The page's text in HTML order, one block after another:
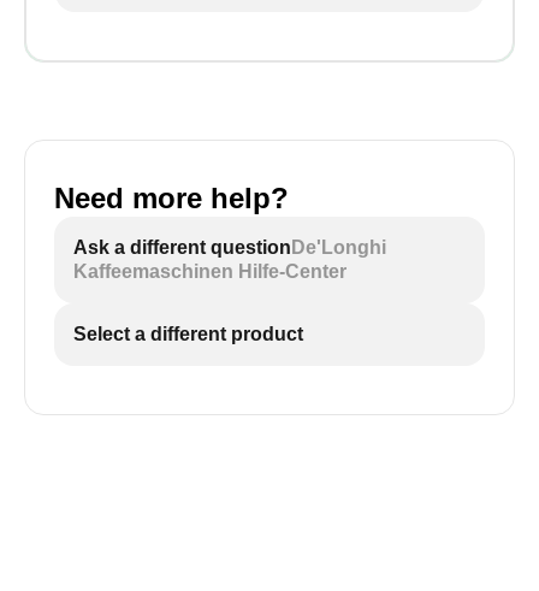
Need more help?
Ask a different question De'Longhi
Kaffeemaschinen Hilfe-Center
Select a different product